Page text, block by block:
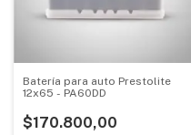
Batería para auto Prestolite
12x65 - PA60DD
$170.800,00